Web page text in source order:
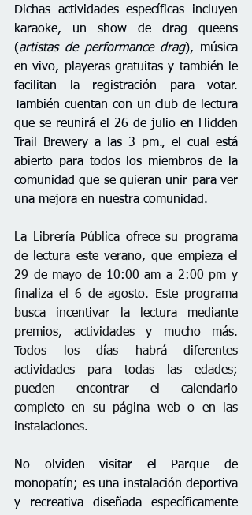
Dichas actividades específicas incluyen
karaoke, un show de drag queens
(artistas de performance drag), música
en vivo, playeras gratuitas y también le
facilitan la registración para votar.
También cuentan con un club de lectura
que se reunirá el 26 de julio en Hidden
Trail Brewery a las 3 pm., el cual está
abierto para todos los miembros de la
comunidad que se quieran unir para ver
una mejora en nuestra comunidad.
La Librería Pública ofrece su programa
de lectura este verano, que empieza el
29 de mayo de 10:00 am a 2:00 pm y
finaliza el 6 de agosto. Este programa
busca incentivar la lectura mediante
premios, actividades y mucho más.
Todos los días habrá diferentes
actividades para todas las edades;
pueden encontrar el calendario
completo en su página web o en las
instalaciones.
No olviden visitar el Parque de
monopatín; es una instalación deportiva
y recreativa diseñada específicamente